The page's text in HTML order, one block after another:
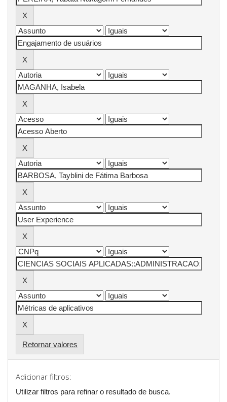
Retornar valores
Adicionar filtros:
Utilizar filtros para refinar o resultado de busca.